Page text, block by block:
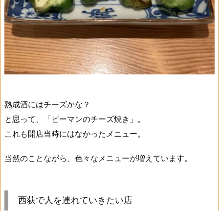
熟成酒にはチーズかな？
と思って、「ピーマンのチーズ焼き」。
これも開店当時にはなかったメニュー。
当然のことながら、色々なメニューが増えています。
西荻で人を連れていきたい店